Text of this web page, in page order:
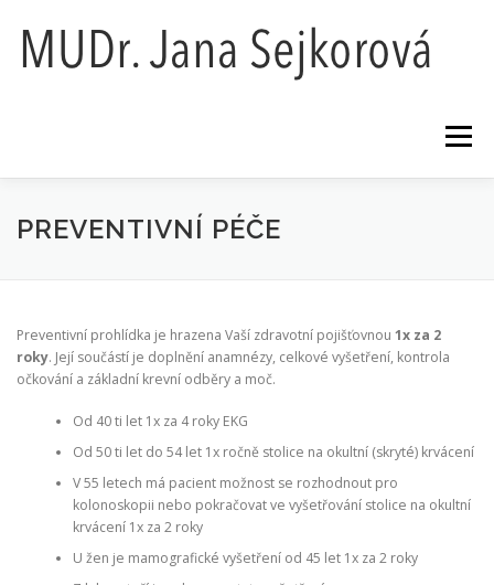
obsah
Menu
AKTUALITY O NÁS CENÍK
PREVENTIVNÍ PÉČE
Preventivní prohlídka je hrazena Vaší zdravotní pojišťovnou 1x za 2
roky. Její součástí je doplnění anamnézy, celkové vyšetření, kontrola
očkování a základní krevní odběry a moč.
Od 40 ti let 1x za 4 roky EKG
Od 50 ti let do 54 let 1x ročně stolice na okultní (skryté) krvácení
V 55 letech má pacient možnost se rozhodnout pro
kolonoskopii nebo pokračovat ve vyšetřování stolice na okultní
krvácení 1x za 2 roky
U žen je mamografické vyšetření od 45 let 1x za 2 roky